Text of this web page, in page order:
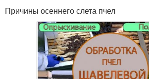
Причины осеннего слета пчел